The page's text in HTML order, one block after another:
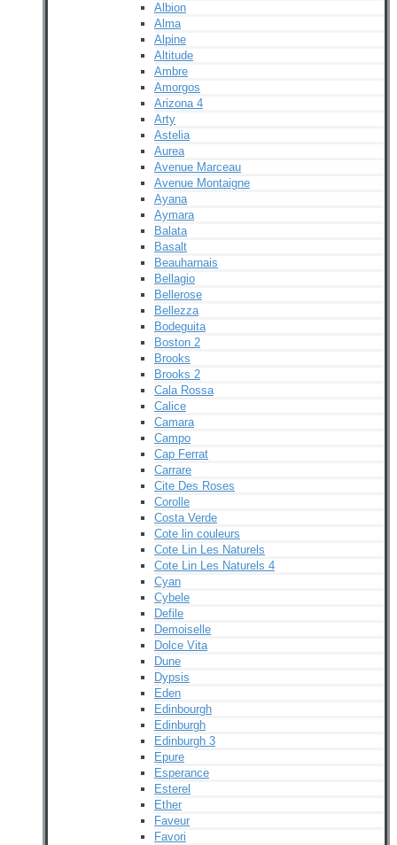
Albion
Alma
Alpine
Altitude
Ambre
Amorgos
Arizona 4
Arty
Astelia
Aurea
Avenue Marceau
Avenue Montaigne
Ayana
Aymara
Balata
Basalt
Beauharnais
Bellagio
Bellerose
Bellezza
Bodeguita
Boston 2
Brooks
Brooks 2
Cala Rossa
Calice
Camara
Campo
Cap Ferrat
Carrare
Cite Des Roses
Corolle
Costa Verde
Cote lin couleurs
Cote Lin Les Naturels
Cote Lin Les Naturels 4
Cyan
Cybele
Defile
Demoiselle
Dolce Vita
Dune
Dypsis
Eden
Edinbourgh
Edinburgh
Edinburgh 3
Epure
Esperance
Esterel
Ether
Faveur
Favori